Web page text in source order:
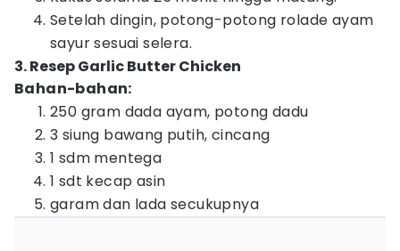
Setelah dingin, potong-potong rolade ayam
sayur sesuai selera.
3. Resep Garlic Butter Chicken
Bahan-bahan:
250 gram dada ayam, potong dadu
3 siung bawang putih, cincang
1 sdm mentega
1 sdt kecap asin
garam dan lada secukupnya